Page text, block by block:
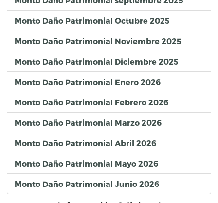
Monto Daño Patrimonial Octubre 2025
Monto Daño Patrimonial Noviembre 2025
Monto Daño Patrimonial Diciembre 2025
Monto Daño Patrimonial Enero 2026
Monto Daño Patrimonial Febrero 2026
Monto Daño Patrimonial Marzo 2026
Monto Daño Patrimonial Abril 2026
Monto Daño Patrimonial Mayo 2026
Monto Daño Patrimonial Junio 2026